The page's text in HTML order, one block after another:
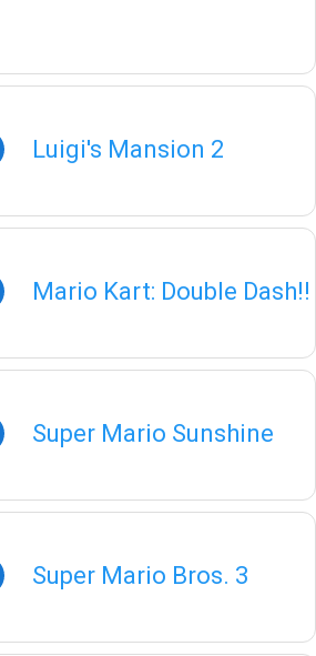
Luigi's Mansion 2
Mario Kart: Double Dash!!
Super Mario Sunshine
Super Mario Bros. 3